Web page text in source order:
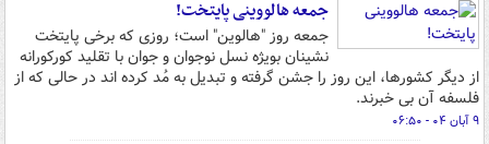
جمعه هالووینی پایتخت!
جمعه روز "هالوین" است؛ روزی که برخی پایتخت
نشینان بویژه نسل نوجوان و جوان با تقلید کورکورانه
از دیگر کشورها، این روز را جشن گرفته و تبدیل به مُد کرده اند در حالی که از
فلسفه آن بی خبرند.
۹ آبان ۰۴ - ۰۶:۵۰